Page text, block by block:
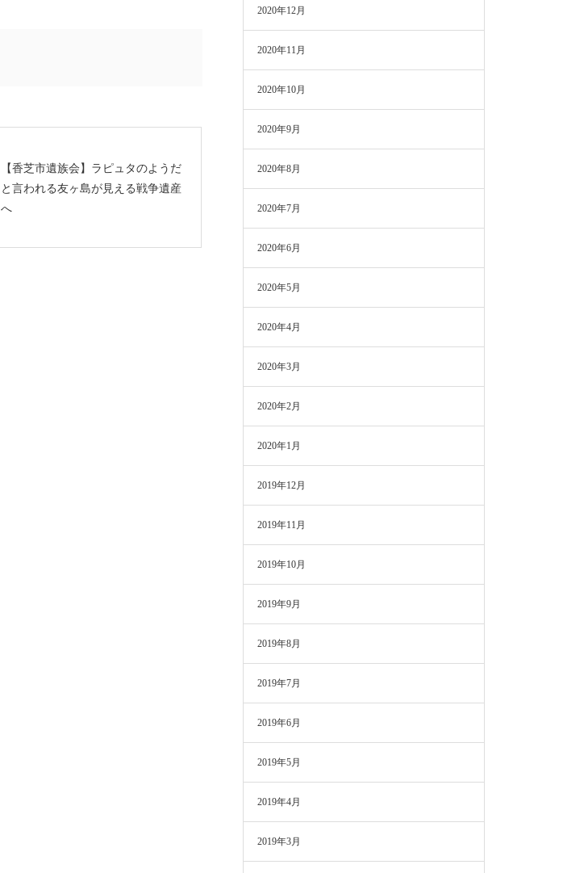
【香芝市遺族会】ラピュタのようだ
と言われる友ヶ島が見える戦争遺産
へ
2020年12月
2020年11月
2020年10月
2020年9月
2020年8月
2020年7月
2020年6月
2020年5月
2020年4月
2020年3月
2020年2月
2020年1月
2019年12月
2019年11月
2019年10月
2019年9月
2019年8月
2019年7月
2019年6月
2019年5月
2019年4月
2019年3月